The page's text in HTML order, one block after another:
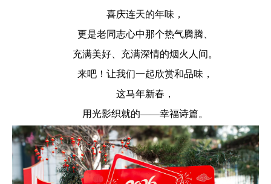
喜庆连天的年味，
更是老同志心中那个热气腾腾、
充满美好、充满深情的烟火人间。
来吧！让我们一起欣赏和品味，
这马年新春，
用光影织就的——幸福诗篇。